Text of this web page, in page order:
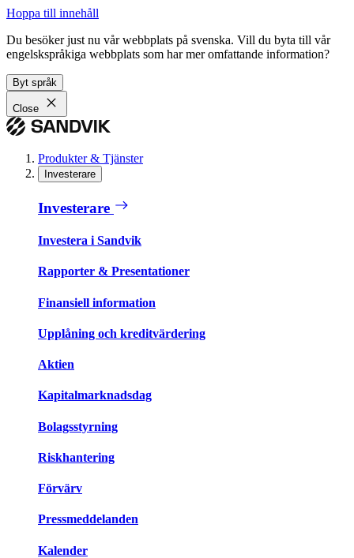
Hoppa till innehåll
Du besöker just nu vår webbplats på svenska. Vill du byta till vår
engelskspråkiga webbplats som har mer omfattande information?
Byt språk
Close
Produkter & Tjänster
Investerare
Investerare
Investera i Sandvik
Rapporter & Presentationer
Finansiell information
Upplåning och kreditvärdering
Aktien
Kapitalmarknadsdag
Bolagsstyrning
Riskhantering
Förvärv
Pressmeddelanden
Kalender